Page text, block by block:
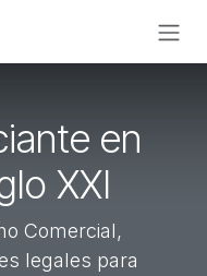
en
XXI
Comercial,
legales para